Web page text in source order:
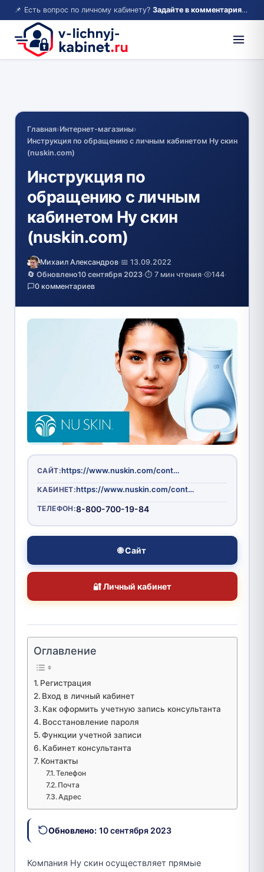
📌 Есть вопрос по личному кабинету? Задайте в комментариях — ответим!
Главная›Интернет-магазины›
Инструкция по обращению с личным кабинетом Ну скин
(nuskin.com)
Инструкция по
обращению с личным
кабинетом Ну скин
(nuskin.com)
Михаил Александров·📅 13.09.2022
🔄 Обновлено10 сентября 2023·⏱️ 7 мин чтения· 144·
0 комментариев
САЙТ: https://www.nuskin.com/content/nuskin/ru_RU/home.html
КАБИНЕТ: https://www.nuskin.com/content/login/corporate/ru.html?destination=https%3A%2F%2Fwww.nuskin.com%2Fcontent%2Fnuskin%2Fru_RU%2Fsign-up.html&cancel=https%3A%2F%2Fwww.nuskin.com%2Fcontent%2Fnuskin%2Fru_RU%2Fsign-up.html&market=RU&localepage=undefined
ТЕЛЕФОН:8-800-700-19-84
🌐 Сайт
🔐 Личный кабинет
Оглавление
Регистрация
Вход в личный кабинет
Как оформить учетную запись консультанта
Восстановление пароля
Функции учетной записи
Кабинет консультанта
Контакты
Телефон
Почта
Адрес
Обновлено: 10 сентября 2023
Компания Ну скин осуществляет прямые